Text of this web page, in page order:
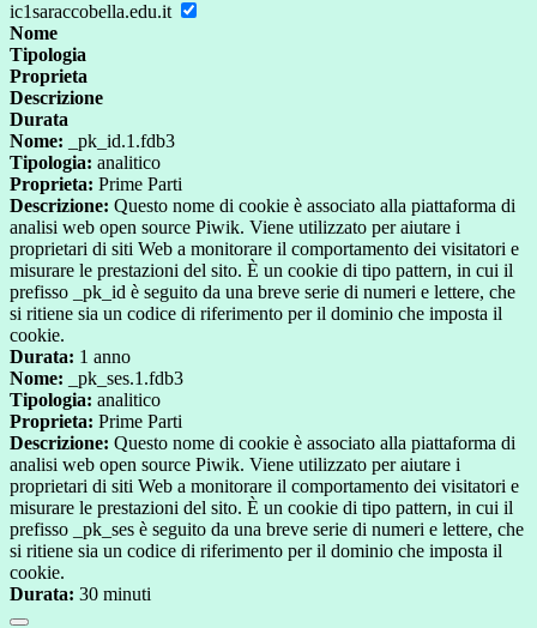
ic1saraccobella.edu.it
Nome
Tipologia
Proprieta
Descrizione
Durata
Nome: _pk_id.1.fdb3
Tipologia: analitico
Proprieta: Prime Parti
Descrizione: Questo nome di cookie è associato alla piattaforma di
analisi web open source Piwik. Viene utilizzato per aiutare i
proprietari di siti Web a monitorare il comportamento dei visitatori e
misurare le prestazioni del sito. È un cookie di tipo pattern, in cui il
prefisso _pk_id è seguito da una breve serie di numeri e lettere, che
si ritiene sia un codice di riferimento per il dominio che imposta il
cookie.
Durata: 1 anno
Nome: _pk_ses.1.fdb3
Tipologia: analitico
Proprieta: Prime Parti
Descrizione: Questo nome di cookie è associato alla piattaforma di
analisi web open source Piwik. Viene utilizzato per aiutare i
proprietari di siti Web a monitorare il comportamento dei visitatori e
misurare le prestazioni del sito. È un cookie di tipo pattern, in cui il
prefisso _pk_ses è seguito da una breve serie di numeri e lettere, che
si ritiene sia un codice di riferimento per il dominio che imposta il
cookie.
Durata: 30 minuti